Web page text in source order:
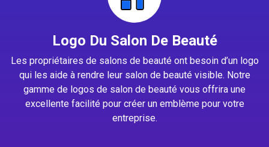
Logo Du Salon De Beauté
Les propriétaires de salons de beauté ont besoin d’un logo
qui les aide à rendre leur salon de beauté visible. Notre
gamme de logos de salon de beauté vous offrira une
excellente facilité pour créer un emblème pour votre
entreprise.